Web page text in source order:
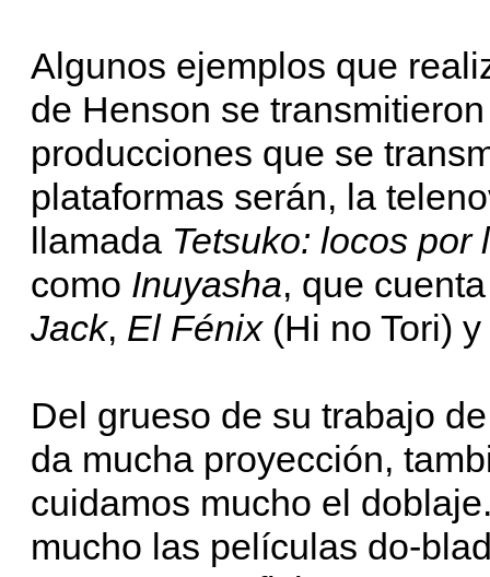
Algunos ejemplos que
de Henson se
producciones que se
plataformas serán, la
llamada Tetsuko: locos
como Inuyasha, que
Jack, El Fénix(Hi no Tori) y
Del grueso de su trabajo
da mucha proyección,
cuidamos mucho el
mucho las películas do-